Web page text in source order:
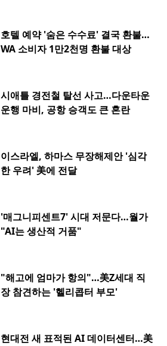
호텔 예약 '숨은 수수료' 결국 환불…
WA 소비자 1만2천명 환불 대상
시애틀 경전철 탈선 사고…다운타운
운행 마비, 공항 승객도 큰 혼란
이스라엘, 하마스 무장해제안 '심각
한 우려' 美에 전달
'매그니피센트7' 시대 저문다…월가
"AI는 생산적 거품"
"해고에 엄마가 항의"…美Z세대 직
장 참견하는 '헬리콥터 부모'
현대전 새 표적된 AI 데이터센터…美